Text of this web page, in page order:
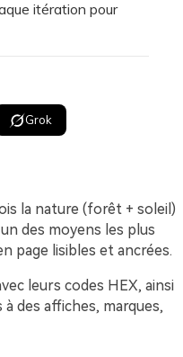
itération pour
Grok
la nature (forêt + soleil)
des moyens les plus
page lisibles et ancrées.
leurs codes HEX, ainsi
des affiches, marques,